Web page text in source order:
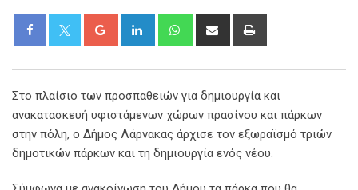
Google+ LinkedIn WhatsappShare
Στο πλαίσιο των προσπαθειών για δημιουργία και
ανακατασκευή υφιστάμενων χώρων πρασίνου και πάρκων
στην πόλη, ο Δήμος Λάρνακας άρχισε τον εξωραϊσμό τριών
δημοτικών πάρκων και τη δημιουργία ενός νέου.